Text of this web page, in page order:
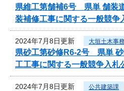
県維工第舗補6号 県単 舗装
装補修工事に関する一般競争
2024年7月8日更新 大垣土木事
県砂工第砂修R6-2号 県単
工工事に関する一般競争入札
2024年7月8日更新 公共建築課